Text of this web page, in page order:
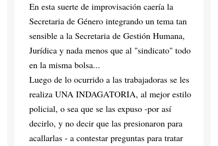
En esta suerte de improvisación caería la
Secretaria de Género integrando un tema tan
sensible a la Secretaria de Gestión Humana,
Jurídica y nada menos que al "sindicato" todo
en la misma bolsa...
Luego de lo ocurrido a las trabajadoras se les
realiza UNA INDAGATORIA, al mejor estilo
policial, o sea que se las expuso -por así
decirlo, y no decir que las presionaron para
acallarlas - a contestar preguntas para tratar